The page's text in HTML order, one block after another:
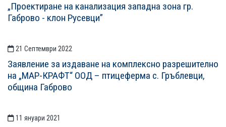
„Проектиране на канализация западна зона гр.
Габрово - клон Русевци”
21 Септември 2022
Заявление за издаване на комплексно разрешително
на „МАР-КРАФТ“ ООД – птицеферма с. Гръблевци,
община Габрово
11 януари 2021